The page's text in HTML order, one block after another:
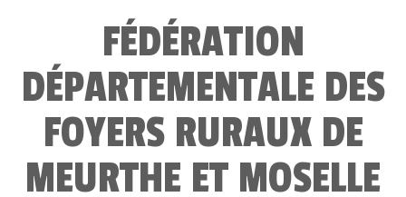
FÉDÉRATION
DÉPARTEMENTALE DES
FOYERS RURAUX DE
MEURTHE ET MOSELLE